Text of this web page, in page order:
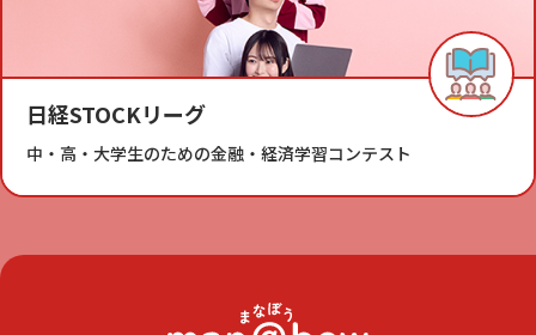
日経STOCKリーグ
中・高・大学生のための金融・経済学習コンテスト